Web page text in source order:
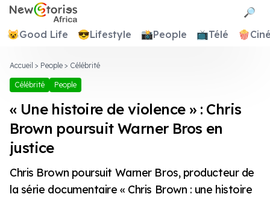
Newstories Africa
🔎
😺Good Life 😎Lifestyle 📸People 📺Télé 🍿
Accueil > People > Célébrité
Célébrité People
« Une histoire de violence » : Chris
Brown poursuit Warner Bros en
justice
Chris Brown poursuit Warner Bros, producteur de
la série documentaire « Chris Brown : une histoire